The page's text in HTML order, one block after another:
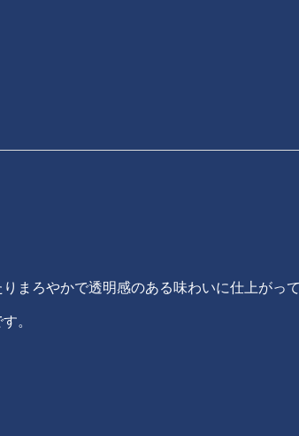
まろやかで透明感のある味わいに仕上がって
。